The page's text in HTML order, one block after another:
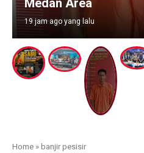
Home »banjir pesisir